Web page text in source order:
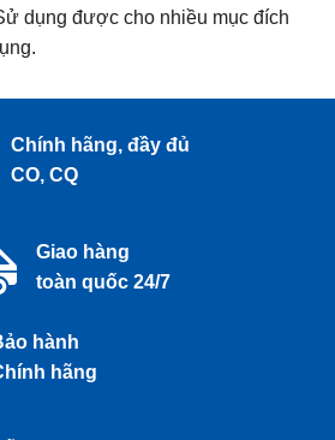
dụng được cho nhiều mục đích
Chính hãng, đầy đủ
CO, CQ
Giao hàng
toàn quốc 24/7
hành
hãng